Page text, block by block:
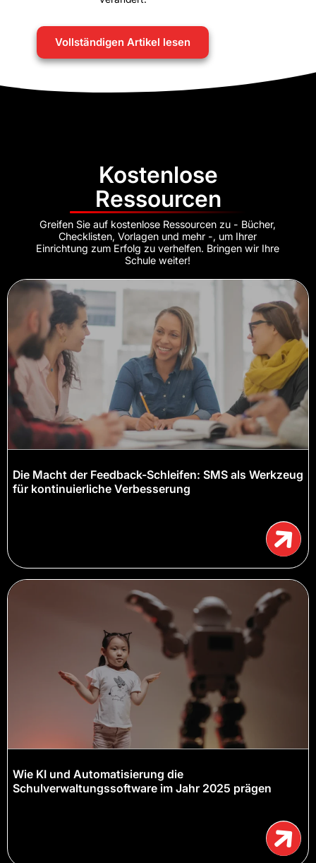
Vollständigen Artikel lesen
Kostenlose
Ressourcen
Greifen Sie auf kostenlose Ressourcen zu - Bücher,
Checklisten, Vorlagen und mehr -, um Ihrer
Einrichtung zum Erfolg zu verhelfen. Bringen wir Ihre
Schule weiter!
Die Macht der Feedback-Schleifen: SMS als Werkzeug
für kontinuierliche Verbesserung
Wie KI und Automatisierung die
Schulverwaltungssoftware im Jahr 2025 prägen